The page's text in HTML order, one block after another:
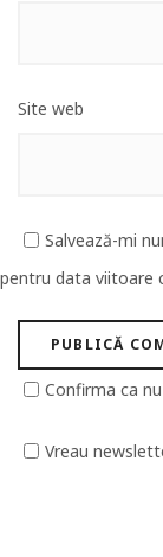
Site web
Salvează-mi
pentru data viitoare
Confirma ca
Vreau